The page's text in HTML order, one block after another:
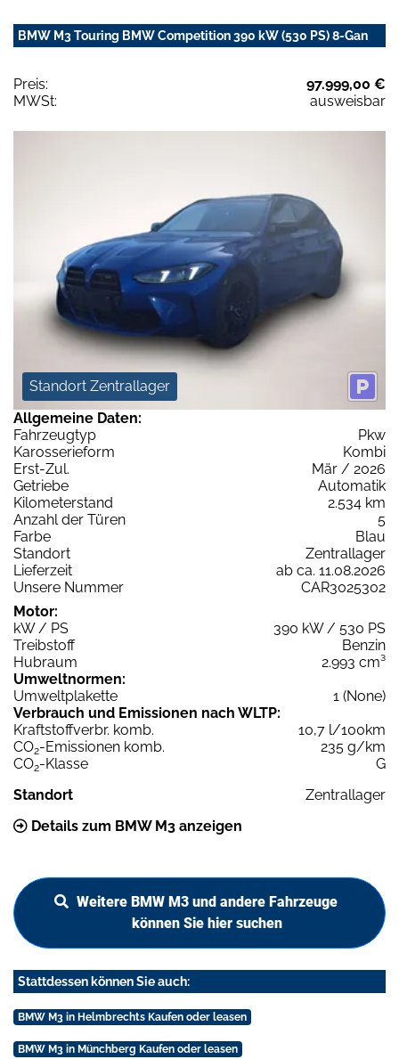
BMW M3 Touring BMW Competition 390 kW (530 PS) 8-Gan
Preis:
97.999,00 €
MWSt:
ausweisbar
Standort Zentrallager
Allgemeine Daten:
Fahrzeugtyp
Pkw
Karosserieform
Kombi
Erst-Zul.
Mär / 2026
Getriebe
Automatik
Kilometerstand
2.534 km
Anzahl der Türen
5
Farbe
Blau
Standort
Zentrallager
Lieferzeit
ab ca. 11.08.2026
Unsere Nummer
CAR3025302
Motor:
kW / PS
390 kW / 530 PS
Treibstoff
Benzin
Hubraum
2.993 cm³
Umweltnormen:
Umweltplakette
1 (None)
Verbrauch und Emissionen nach WLTP:
Kraftstoffverbr. komb.
10,7 l/100km
CO2-Emissionen komb.
235 g/km
CO2-Klasse
G
Standort
Zentrallager
Details zum BMW M3 anzeigen
Weitere BMW M3 und andere Fahrzeuge
können Sie hier suchen
Stattdessen können Sie auch:
BMW M3 in Helmbrechts Kaufen oder leasen
BMW M3 in Münchberg Kaufen oder leasen